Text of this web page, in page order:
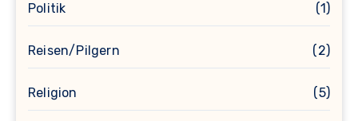
Politik (1)
Reisen/Pilgern (2)
Religion (5)